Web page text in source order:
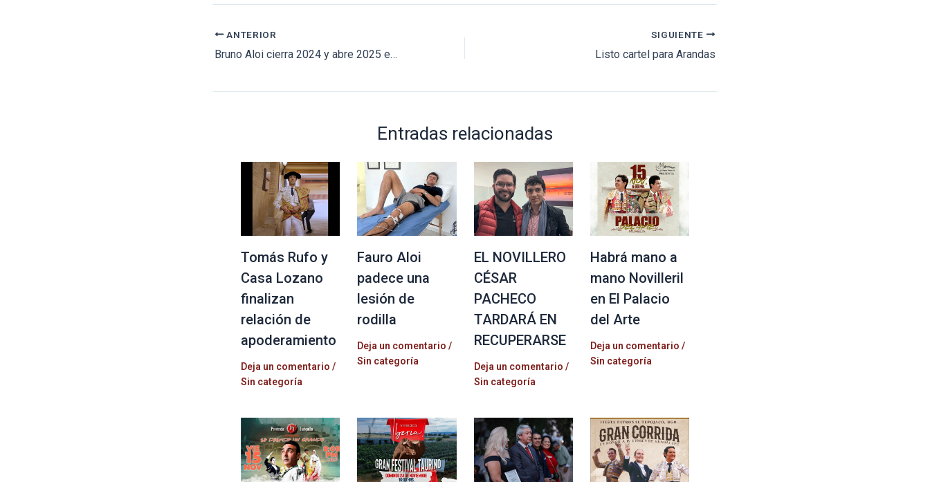
ANTERIOR
Bruno Aloi cierra 2024 y abre 2025 en Apizaco
SIGUIENTE
Listo cartel para Arandas
Entradas relacionadas
Tomás Rufo y
Casa Lozano
finalizan
relación de
apoderamiento
Deja un comentario /
Sin categoría
Fauro Aloi
padece una
lesión de
rodilla
Deja un comentario /
Sin categoría
EL NOVILLERO
CÉSAR
PACHECO
TARDARÁ EN
RECUPERARSE
Deja un comentario /
Sin categoría
Habrá mano a
mano Novilleril
en El Palacio
del Arte
Deja un comentario /
Sin categoría